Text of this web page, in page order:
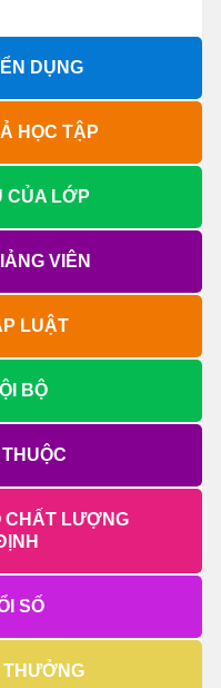
DỤNG
HỌC TẬP
CỦA LỚP
VIÊN
LUẬT
BỘ
CHẤT LƯỢNG
SỐ